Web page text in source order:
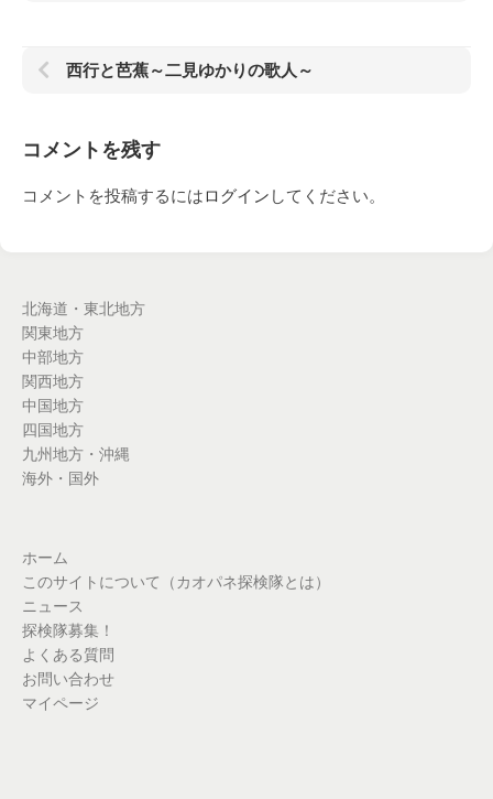
西行と芭蕉～二見ゆかりの歌人～
コメントを残す
コメントを投稿するにはログイン してください。
北海道・東北地方
関東地方
中部地方
関西地方
中国地方
四国地方
九州地方・沖縄
海外・国外
ホーム
このサイトについて（カオパネ探検隊とは）
ニュース
探検隊募集！
よくある質問
お問い合わせ
マイページ